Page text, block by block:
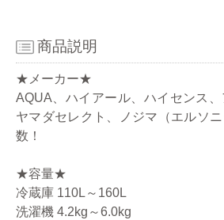
商品説明
★メーカー★
AQUA、ハイアール、ハイセンス、
ヤマダセレクト、ノジマ（エルソ
数！
★容量★
冷蔵庫 110L～160L
洗濯機 4.2kg～6.0kg